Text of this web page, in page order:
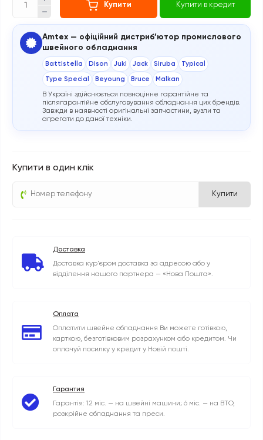
Купити Купити в кредит
Amtex — офіційний дистриб’ютор промислового
швейного обладнання
Battistella Dison Juki Jack Siruba Typical
Type Special Beyoung Bruce Malkan
В Україні здійснюється повноцінне гарантійне та
післягарантійне обслуговування обладнання цих брендів.
Завжди в наявності оригінальні запчастини, вузли та
агрегати до даної техніки.
Купити в один клік
Купити
Доставка
Доставка кур'єром доставка за адресою або у
відділення нашого партнера — «Нова Пошта».
Оплата
Оплатити швейне обладнання Ви можете готівкою,
карткою, безготівковим розрахунком або кредитом. Чи
оплачуй посилку у кредит у Новій пошті.
Гарантия
Гарантія: 12 міс. — на швейні машини; 6 міс. — на ВТО,
розкрійне обладнання та преси.